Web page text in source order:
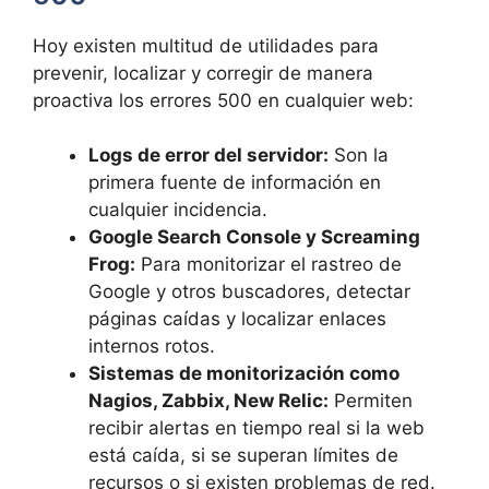
Hoy existen multitud de utilidades para
prevenir, localizar y corregir de manera
proactiva los errores 500 en cualquier web:
Logs de error del servidor: Son la
primera fuente de información en
cualquier incidencia.
Google Search Console y Screaming
Frog: Para monitorizar el rastreo de
Google y otros buscadores, detectar
páginas caídas y localizar enlaces
internos rotos.
Sistemas de monitorización como
Nagios, Zabbix, New Relic: Permiten
recibir alertas en tiempo real si la web
está caída, si se superan límites de
recursos o si existen problemas de red.